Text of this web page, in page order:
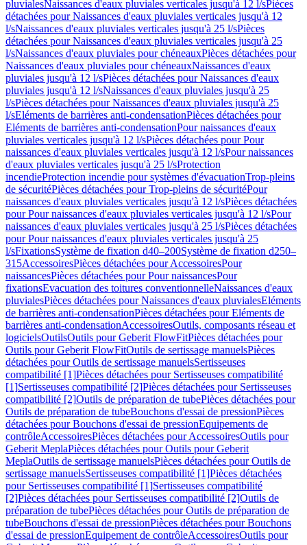
pluvialesNaissances d'eaux pluviales verticales jusqu'à 12 l/sPièces
détachées pour Naissances d'eaux pluviales verticales jusqu'à 12
l/sNaissances d'eaux pluviales verticales jusqu'à 25 l/sPièces
détachées pour Naissances d'eaux pluviales verticales jusqu'à 25
l/sNaissances d'eaux pluviales pour chéneauxPièces détachées pour
Naissances d'eaux pluviales pour chéneauxNaissances d'eaux
pluviales jusqu'à 12 l/sPièces détachées pour Naissances d'eaux
pluviales jusqu'à 12 l/sNaissances d'eaux pluviales jusqu'à 25
l/sPièces détachées pour Naissances d'eaux pluviales jusqu'à 25
l/sEléments de barrières anti-condensationPièces détachées pour
Eléments de barrières anti-condensationPour naissances d'eaux
pluviales verticales jusqu'à 12 l/sPièces détachées pour Pour
naissances d'eaux pluviales verticales jusqu'à 12 l/sPour naissances
d'eaux pluviales verticales jusqu'à 25 l/sProtection
incendieProtection incendie pour systèmes d'évacuationTrop-pleins
de sécuritéPièces détachées pour Trop-pleins de sécuritéPour
naissances d'eaux pluviales verticales jusqu'à 12 l/sPièces détachées
pour Pour naissances d'eaux pluviales verticales jusqu'à 12 l/sPour
naissances d'eaux pluviales verticales jusqu'à 25 l/sPièces détachées
pour Pour naissances d'eaux pluviales verticales jusqu'à 25
l/sFixationsSystème de fixation d40–200Système de fixation d250–
315AccessoiresPièces détachées pour AccessoiresPour
naissancesPièces détachées pour Pour naissancesPour
fixationsEvacuation des toitures conventionnelleNaissances d'eaux
pluvialesPièces détachées pour Naissances d'eaux pluvialesEléments
de barrières anti-condensationPièces détachées pour Eléments de
barrières anti-condensationAccessoiresOutils, composants réseau et
logicielsOutilsOutils pour Geberit FlowFitPièces détachées pour
Outils pour Geberit FlowFitOutils de sertissage manuelsPièces
détachées pour Outils de sertissage manuelsSertisseuses
compatibilité [1]Pièces détachées pour Sertisseuses compatibilité
[1]Sertisseuses compatibilité [2]Pièces détachées pour Sertisseuses
compatibilité [2]Outils de préparation de tubePièces détachées pour
Outils de préparation de tubeBouchons d'essai de pressionPièces
détachées pour Bouchons d'essai de pressionEquipements de
contrôleAccessoiresPièces détachées pour AccessoiresOutils pour
Geberit MeplaPièces détachées pour Outils pour Geberit
MeplaOutils de sertissage manuelsPièces détachées pour Outils de
sertissage manuelsSertisseuses compatibilité [1]Pièces détachées
pour Sertisseuses compatibilité [1]Sertisseuses compatibilité
[2]Pièces détachées pour Sertisseuses compatibilité [2]Outils de
préparation de tubePièces détachées pour Outils de préparation de
tubeBouchons d'essai de pressionPièces détachées pour Bouchons
d'essai de pressionEquipement de contrôleAccessoiresOutils pour